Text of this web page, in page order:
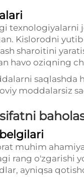
texnologiyalarni
Kislorodni
sharoitini
havo oziqning
saqlashda
moddalarsiz
muhim
rang o'zgarishi
ayniqsa